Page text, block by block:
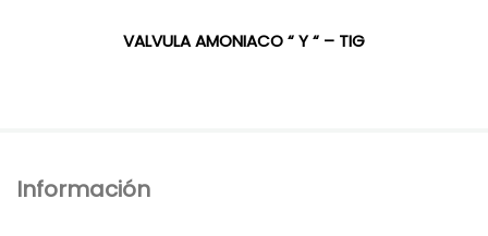
VALVULA AMONIACO “ Y “ – TIG
Información